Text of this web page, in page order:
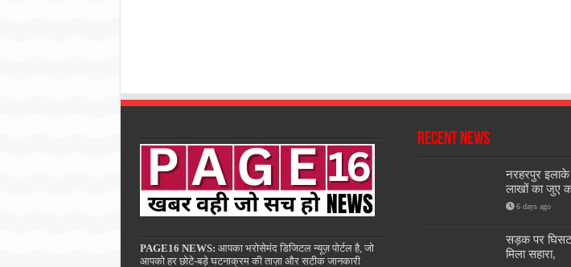
PAGE16 NEWS: आपका भरोसेमंद डिजिटल न्यूज़ पोर्टल है, जो
आपको हर छोटे-बड़े घटनाक्रम की ताज़ा और सटीक जानकारी
Recent News
नरहरपुर
लाखों का जुए
6 days ago
सड़क पर घिसट
मिला सहारा,